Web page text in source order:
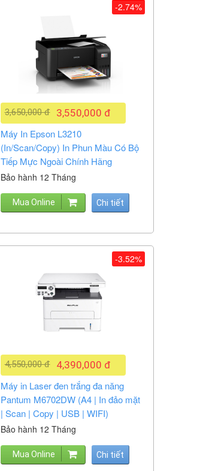
3,550,000 đ
3,650,000 đ
Máy In Epson L3210
(In/Scan/Copy) In Phun Màu Có Bộ
Tiếp Mực Ngoài Chính Hãng
Bảo hành 12 Tháng
Mua Online Chi tiết
-2.74%
4,390,000 đ
4,550,000 đ
Máy in Laser đen trắng đa năng
Pantum M6702DW (A4 | In đảo mặt
| Scan | Copy | USB | WIFI)
Bảo hành 12 Tháng
Mua Online Chi tiết
-3.52%